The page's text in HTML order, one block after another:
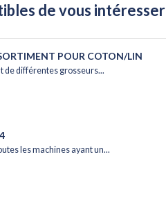
de vous intéresser
POUR COTON/LIN
de différentes grosseurs...
les machines ayant un...